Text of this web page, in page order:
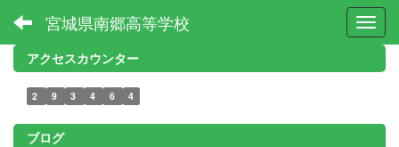
宮城県南郷高等学校
アクセスカウンター
2 9 3 4 6 4
ブログ